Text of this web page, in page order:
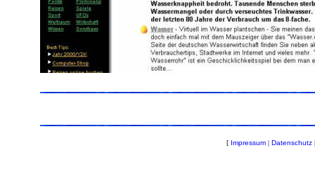
[ Impressum | Datenschutz